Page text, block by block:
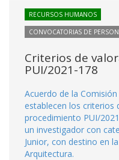
RECURSOS HUMANOS
CONVOCATORIAS DE
Criterios de
PUI/2021-178
Acuerdo de la
establecen los criterios
procedimiento PUI/
un investigador con
Junior, con destino en
Arquitectura.